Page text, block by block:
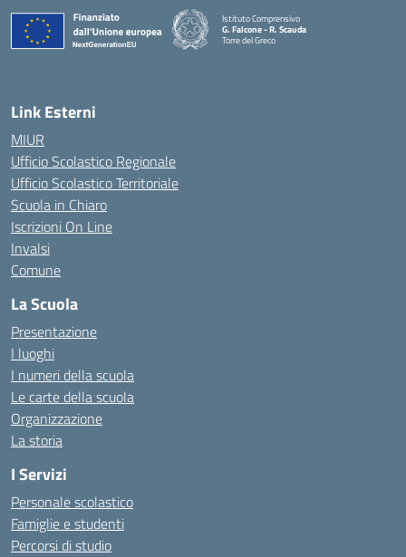
Istituto Comprensivo
G. Falcone - R. Scauda
Torre del Greco
Link Esterni
MIUR
Ufficio Scolastico Regionale
Ufficio Scolastico Territoriale
Scuola in Chiaro
Iscrizioni On Line
Invalsi
Comune
La Scuola
Presentazione
I luoghi
I numeri della scuola
Le carte della scuola
Organizzazione
La storia
I Servizi
Personale scolastico
Famiglie e studenti
Percorsi di studio